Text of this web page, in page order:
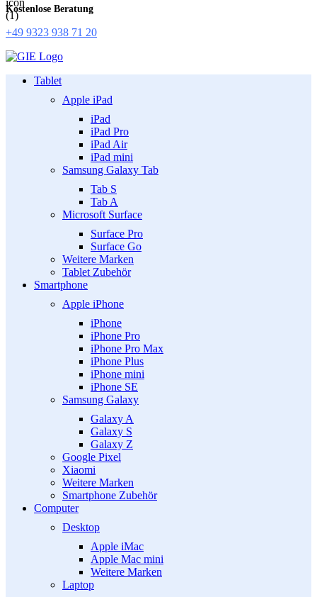
Kostenlose Beratung
+49 9323 938 71 20
Tablet
Apple iPad
iPad
iPad Pro
iPad Air
iPad mini
Samsung Galaxy Tab
Tab S
Tab A
Microsoft Surface
Surface Pro
Surface Go
Weitere Marken
Tablet Zubehör
Smartphone
Apple iPhone
iPhone
iPhone Pro
iPhone Pro Max
iPhone Plus
iPhone mini
iPhone SE
Samsung Galaxy
Galaxy A
Galaxy S
Galaxy Z
Google Pixel
Xiaomi
Weitere Marken
Smartphone Zubehör
Computer
Desktop
Apple iMac
Apple Mac mini
Weitere Marken
Laptop